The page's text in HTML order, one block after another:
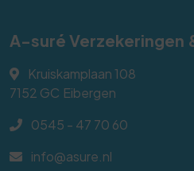
A-suré Verzekeringen
Kruiskamplaan 108
7152 GC Eibergen
0545 - 47 70 60
info@asure.nl